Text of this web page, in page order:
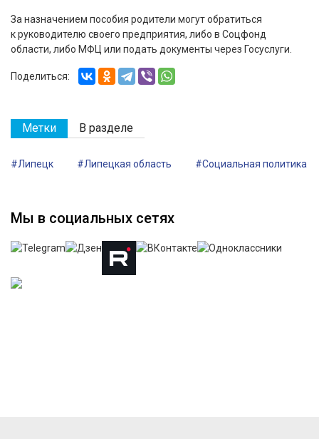
За назначением пособия родители могут обратиться
к руководителю своего предприятия, либо в Соцфонд
области, либо МФЦ или подать документы через Госуслуги.
Поделиться:
Метки В разделе
#Липецк #Липецкая область #Социальная политика
Мы в социальных сетях